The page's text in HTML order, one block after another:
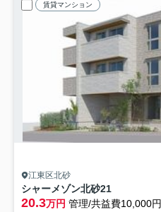
賃貸マンション
江東区北砂
シャーメゾン北砂21
20.3万円 管理/共益費10,000円